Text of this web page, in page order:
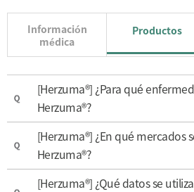
Información
médica
Productos
[Herzuma®] ¿Para qué
Herzuma®?
[Herzuma®] ¿En qué mercados
Herzuma®?
[Herzuma®] ¿Qué datos se